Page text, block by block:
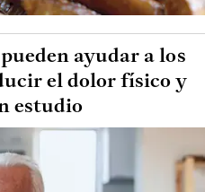
ayudar a los
el dolor físico y
estudio